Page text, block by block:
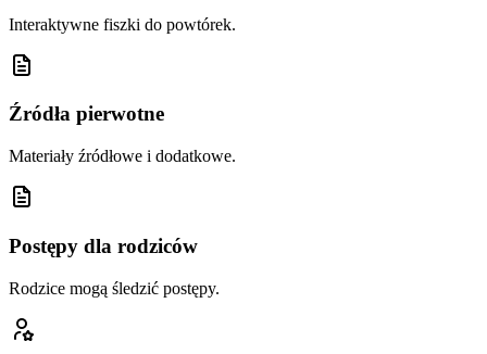
Interaktywne fiszki do powtórek.
Źródła pierwotne
Materiały źródłowe i dodatkowe.
Postępy dla rodziców
Rodzice mogą śledzić postępy.